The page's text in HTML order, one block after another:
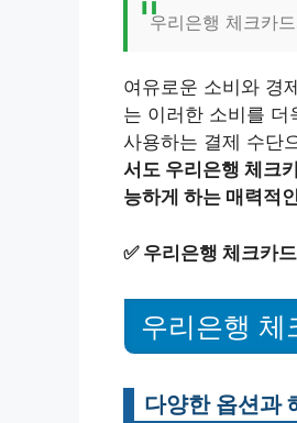
우리은행 체크카
여유로운 소비와 경
는 이러한 소비를
사용하는 결제 수단
서도 우리은행 체크
능하게 하는 매력적
✅ 우리은행 체크카
우리은행 체
다양한 옵션과